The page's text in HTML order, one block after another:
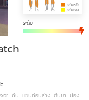
ระดับ
ก้น แขนท่อนล่าง ต้นขา น่อง